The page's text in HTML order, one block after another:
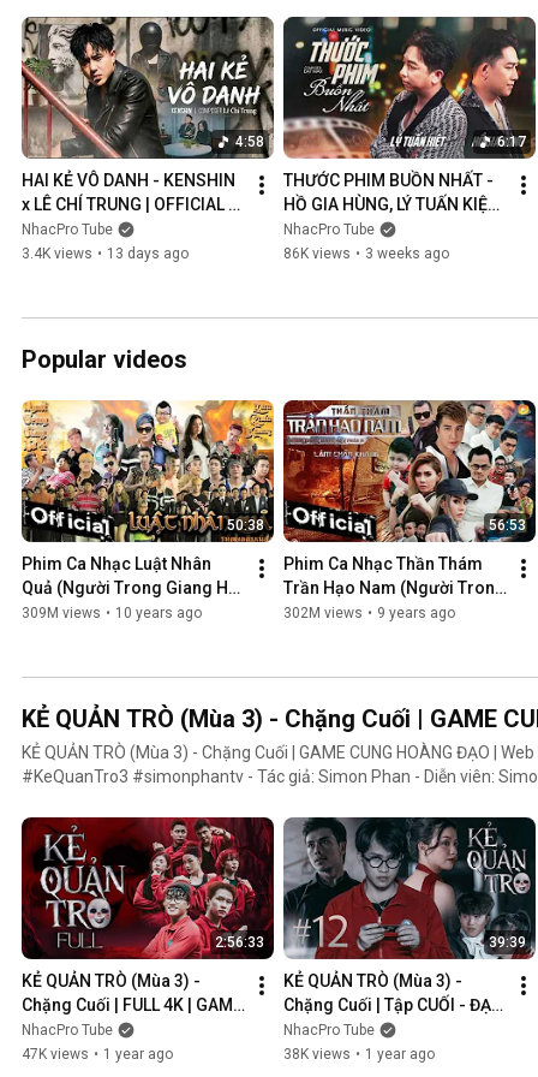
4:58
HAI KẺ VÔ DANH - KENSHIN
x LÊ CHÍ TRUNG | OFFICIAL
MUSIC VIDEO
NhacPro Tube
3.4K views • 13 days ago
6:17
THƯỚC PHIM BUỒN NHẤT -
HỒ GIA HÙNG, LÝ TUẤN KIỆT |
OFFICIAL MUSIC VIDEO
NhacPro Tube
86K views • 3 weeks ago
Popular videos
50:38
Phim Ca Nhạc Luật Nhân
Quả (Người Trong Giang Hồ
4) - Lâm Chấn Khang 2016
309M views • 10 years ago
56:53
Phim Ca Nhạc Thần Thám
Trần Hạo Nam (Người Trong
Giang Hồ 5) - Lâm Chấn
302M views • 9 years ago
KẺ QUẢN TRÒ (Mùa 3) - Chặng Cuối | GAME
KẺ QUẢN TRÒ (Mùa 3) - Chặng Cuối | GAME CUNG HOÀNG ĐẠO |
#KeQuanTro3 #simonphantv - Tác giả: Simon Phan - Diễn viên: Simon Phan, Bnat, Huỳnh Nhựt,
hơi hướng của show truyền hình thực tế, nhưng dần trở nên đen tối
người chiến thắng cuối cùng?. Mục đích của KẺ QUẢN TRÒ là gì?. Và
mặt nạ. Tất cả sẽ tiết lộ trong seri web drama KẺ QUẢN TRÒ (Mùa
Huỳnh Nhựt _ Diễn viên Huỳnh Nhựt Bnat _ Ca sĩ Bnat Bảo Ngân _
TikToker Trúc Khánh Duy _ Nghệ sĩ Khánh Duy Simon Phan _ Em trai
2:56:33
KẺ QUẢN TRÒ (Mùa 3) -
Chặng Cuối | FULL 4K | GAME
CUNG HOÀNG ĐẠO || Web
Drama 2025
NhacPro Tube
47K views • 1 year ago
39:39
KẺ QUẢN TRÒ (Mùa 3) -
Chặng Cuối | Tập CUỐI - ĐẠI
KẾT CỤC | GAME CUNG
HOÀNG ĐẠO || Web Drama
NhacPro Tube
38K views • 1 year ago